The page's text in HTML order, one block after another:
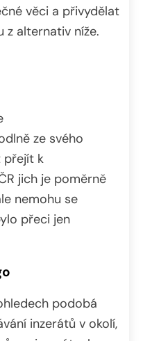
věci a přivydělat
z alternativ níže.
ze svého
přejít k
jich je poměrně
nemohu se
přeci jen
podobá
inzerátů v okolí,